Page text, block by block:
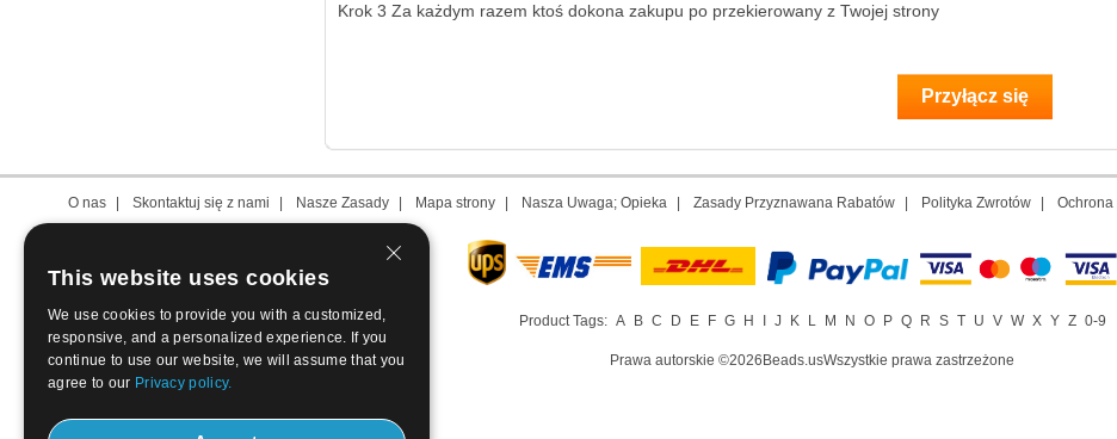
Krok 3 Za każdym razem ktoś dokona zakupu po przekierowany z Twojej strony
O nas Skontaktuj się z nami Nasze Zasady Mapa strony Nasza Uwaga; Opieka Zasady Przyznawana Rabatów Polityka Zwrotów Ochrona
Product Tags: A B C D E F G H J K L M N O P Q R S T U V W X Y Z 0-9
Prawa autorskie ©2026Beads.usWszystkie prawa zastrzeżone
This website uses cookies
We use cookies to provide you with a customized,
responsive, and a personalized experience. If you
continue to use our website, we will assume that you
agree to our Privacy policy.